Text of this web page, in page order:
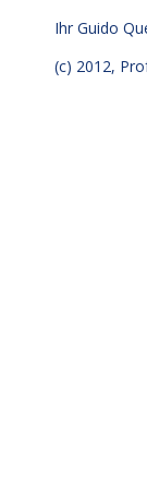
Ihr Guido
(c) 2012,